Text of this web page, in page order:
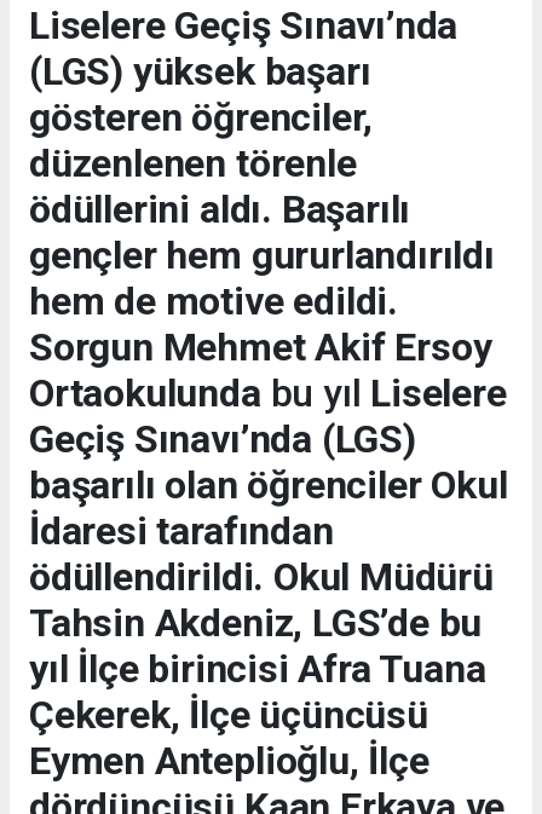
Liselere Geçiş Sınavı’nda
(LGS) yüksek başarı
gösteren öğrenciler,
düzenlenen törenle
ödüllerini aldı. Başarılı
gençler hem gururlandırıldı
hem de motive edildi.
Sorgun Mehmet Akif Ersoy
Ortaokulunda bu yıl Liselere
Geçiş Sınavı’nda (LGS)
başarılı olan öğrenciler Okul
İdaresi tarafından
ödüllendirildi. Okul Müdürü
Tahsin Akdeniz, LGS’de bu
yıl İlçe birincisi Afra Tuana
Çekerek, İlçe üçüncüsü
Eymen Anteplioğlu, İlçe